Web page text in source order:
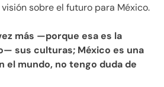
sobre el futuro para México.
más —porque esa es la
sus culturas; México es una
el mundo, no tengo duda de